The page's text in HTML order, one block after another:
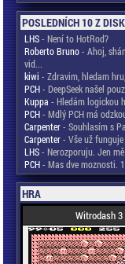
POSLEDNÍCH 10 Z
LHS- Není to HotRod?
Roberto Bruno- Ahoj,
vid...
kiwi - Zdravim, hledam
PCH- DeepSeek našel
Kuppa - Hledám logickou
PCH- Mdlý PCH má
Carpenter- Souhlasím s
Carpenter- Vše už
LHS- Nerozporuju. Jen
PCH- Mas dve moznosti.
HRA
Witrodash 3